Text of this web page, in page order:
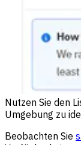
Nutzen Sie den
Umgebung zu
Beobachten Sie